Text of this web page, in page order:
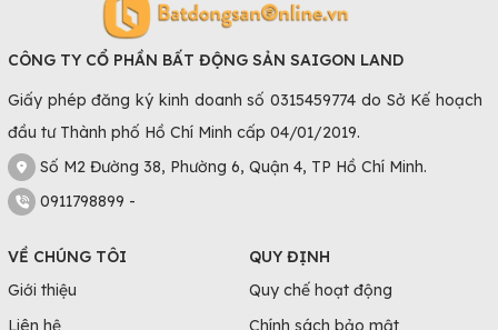
CÔNG TY CỔ PHẦN BẤT ĐỘNG SẢN SAIGON LAND
Giấy phép đăng ký kinh doanh số 0315459774 do Sở Kế hoạch
đầu tư Thành phố Hồ Chí Minh cấp 04/01/2019.
Số M2 Đường 38, Phường 6, Quận 4, TP Hồ Chí Minh.
0911798899 -
VỀ CHÚNG TÔI
Giới thiệu
Liên hệ
QUY ĐỊNH
Quy chế hoạt động
Chính sách bảo mật